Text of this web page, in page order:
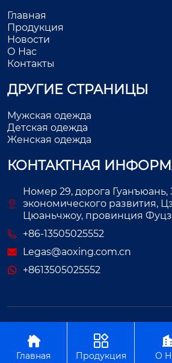
Главная
Продукция
Новости
О Нас
Контакты
ДРУГИЕ СТРАНИЦЫ
Мужская одежда
Детская одежда
Женская одежда
КОНТАКТНАЯ
Номер 29, дорога Гуанъюань,
экономического развития,
Цюаньчжоу, провинция
+86-13505025552
Legas@aoxing.com.cn
+8613505025552

Главная

Продукция О